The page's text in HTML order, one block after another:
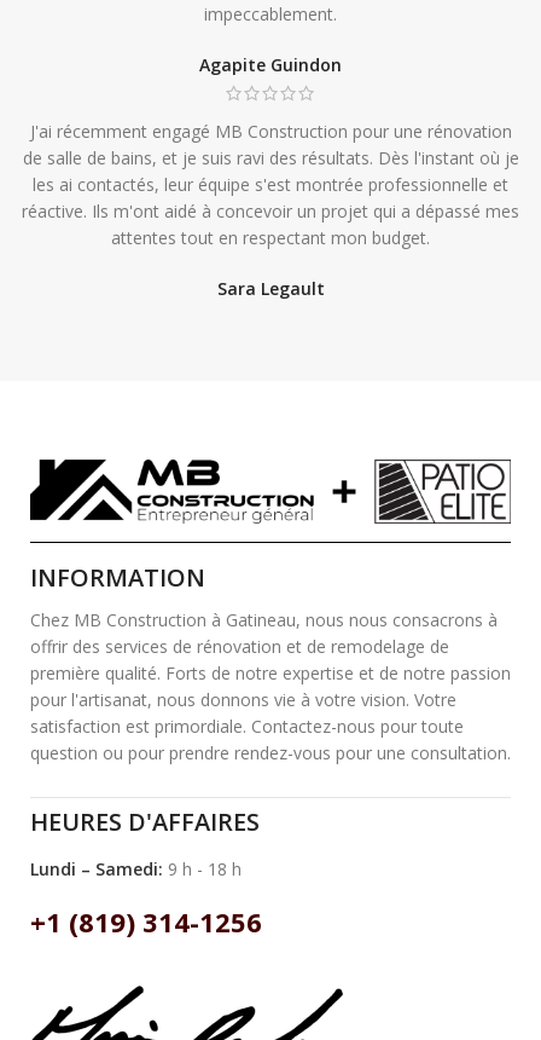
impeccablement.
Agapite Guindon
J'ai récemment engagé MB Construction pour une rénovation
de salle de bains, et je suis ravi des résultats. Dès l'instant où je
les ai contactés, leur équipe s'est montrée professionnelle et
réactive. Ils m'ont aidé à concevoir un projet qui a dépassé mes
attentes tout en respectant mon budget.
Sara Legault
INFORMATION
Chez MB Construction à Gatineau, nous nous consacrons à
offrir des services de rénovation et de remodelage de
première qualité. Forts de notre expertise et de notre passion
pour l'artisanat, nous donnons vie à votre vision. Votre
satisfaction est primordiale. Contactez-nous pour toute
question ou pour prendre rendez-vous pour une consultation.
HEURES D'AFFAIRES
Lundi – Samedi: 9 h - 18 h
+1 (819) 314-1256